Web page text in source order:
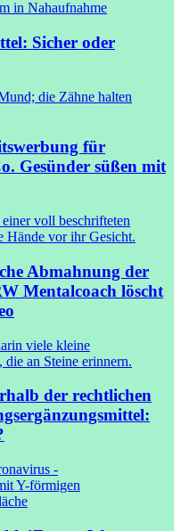
Sicher oder
für
Gesünder süßen mit
Abmahnung der
Mentalcoach löscht
der rechtlichen